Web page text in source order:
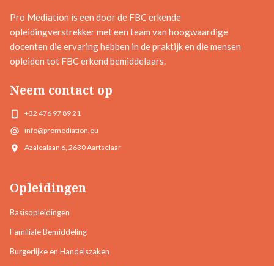
Pro Mediation is een door de FBC erkende
opleidingverstrekker met een team van hoogwaardige
docenten die ervaring hebben in de praktijk en die mensen
opleiden tot FBC erkend bemiddelaars.
Neem contact op
+32 476 97 89 21
info@promediation.eu
Azalealaan 6, 2630 Aartselaar
Opleidingen
Basisopleidingen
Familiale Bemiddeling
Burgerlijke en Handelszaken